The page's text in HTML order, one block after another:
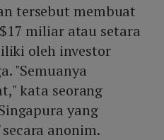
tersebut membuat
miliar atau setara
oleh investor
"Semuanya
kata seorang
yang
secara anonim.